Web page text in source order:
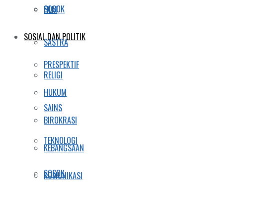
SOSOK
SOSIAL DAN POLITIK
PRESPEKTIF
HUKUM
BIROKRASI
KEBANGSAAN
KOMUNIKASI
FILM
SASTRA
RELIGI
SAINS
TEKNOLOGI
SOSOK